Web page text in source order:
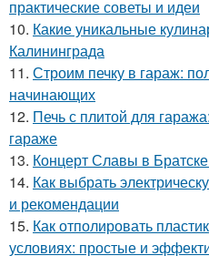
практические советы и идеи
10. Какие уникальные
Калининграда
11. Строим печку в гараж:
начинающих
12. Печь с плитой для
гараже
13. Концерт Славы в
14. Как выбрать
и рекомендации
15. Как отполировать
условиях: простые и